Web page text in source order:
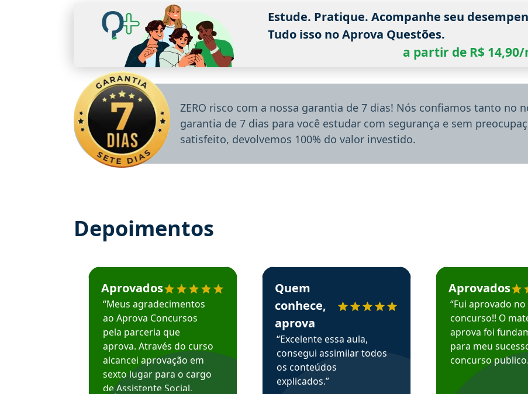
Estude. Pratique. Acompanhe seu
Tudo isso no Aprova Questões.
a partir de R$ 14,90/
ZERO risco com a nossa garantia de 7 dias! Nós confiamos tanto no
garantia de 7 dias para você estudar com segurança e sem
satisfeito, devolvemos 100% do valor investido.
Depoimentos
Estudante José recomenda o Aprova Concursos em depoimento
Aprovados
“Meus agradecimentos
ao Aprova Concursos
pela parceria que
aprova. Através do curso
alcancei aprovação em
sexto lugar para o cargo
de Assistente Social.
Estudante Sergio recomenda o Aprova Concursos em depoimento
Quem
conhece,
aprova
“Excelente essa aula,
consegui assimilar todos
os conteúdos
explicados.”
Estudante Mário
Aprovados
“Fui aprovado no
concurso!! O
aprova foi
para meu
concurso